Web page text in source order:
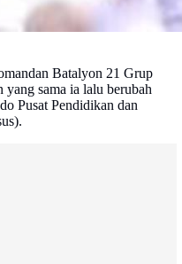
Batalyon 21 Grup
sama ia lalu berubah
Pusat Pendidikan dan